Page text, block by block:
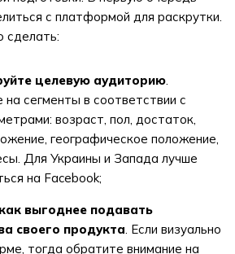
с платформой для раскрутки.
сделать:
целевую аудиторию.
сегменты в соответствии с
возраст, пол, достаток,
географическое положение,
Для Украины и Запада лучше
на Facebook;
выгоднее подавать
своего продукта. Если визуально
тогда обратите внимание на